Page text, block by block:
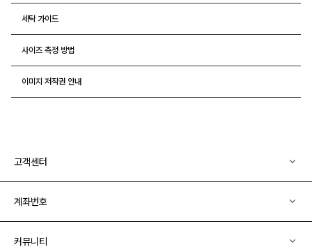
세탁 가이드
사이즈 측정 방법
이미지 저작권 안내
고객센터
계좌번호
커뮤니티